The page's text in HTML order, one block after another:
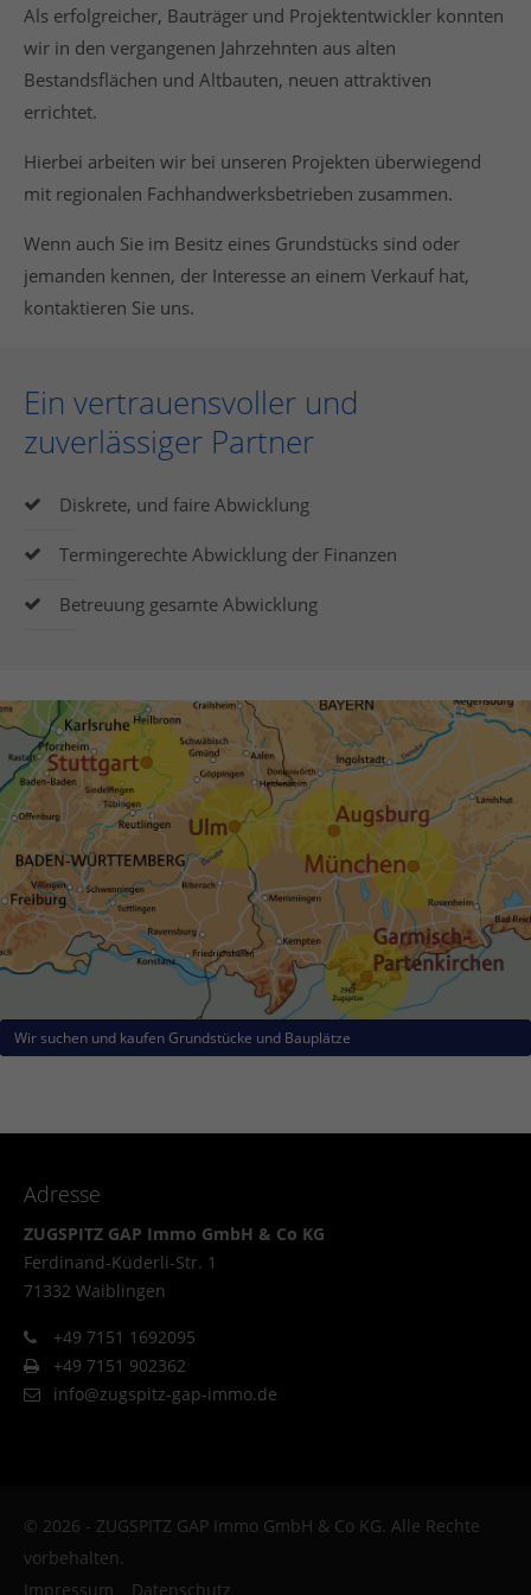
info@yourdomain.com
About us
Lorem ipsum dolor sit amet, consectetuer
Aenean commodo ligula eget dolor. Aenean massa.
parturient montes, nascetur ridiculus mus. Donec
quam felis, ultricies nec.
Als erfolgreicher, Bauträger und Projektentwickler konnten
wir in den vergangenen Jahrzehnten aus alten
Bestandsflächen und Altbauten, neuen attraktiven
errichtet.
Hierbei arbeiten wir bei unseren Projekten überwiegend
mit regionalen Fachhandwerksbetrieben zusammen.
Wenn auch Sie im Besitz eines Grundstücks sind oder
jemanden kennen, der Interesse an einem Verkauf hat,
kontaktieren Sie uns.
Ein vertrauensvoller und
zuverlässiger Partner
Diskrete, und faire Abwicklung
Termingerechte Abwicklung der Finanzen
Betreuung gesamte Abwicklung
Wir suchen und kaufen Grundstücke und Bauplätze
Adresse
ZUGSPITZ GAP Immo GmbH & Co KG
Ferdinand-Küderli-Str. 1
71332 Waiblingen
+49 7151 1692095
+49 7151 902362
info@zugspitz-gap-immo.de
© 2026 - ZUGSPITZ GAP Immo GmbH & Co KG. Alle Rechte
vorbehalten.
Impressum
Datenschutz